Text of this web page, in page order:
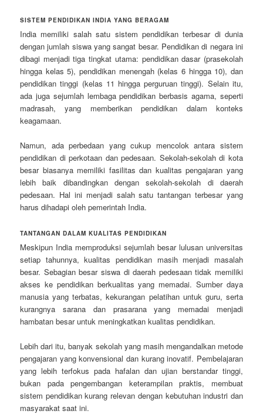
SISTEM PENDIDIKAN INDIA YANG BERAGAM
India memiliki salah satu sistem pendidikan terbesar di dunia
dengan jumlah siswa yang sangat besar. Pendidikan di negara ini
dibagi menjadi tiga tingkat utama: pendidikan dasar (prasekolah
hingga kelas 5), pendidikan menengah (kelas 6 hingga 10), dan
pendidikan tinggi (kelas 11 hingga perguruan tinggi). Selain itu,
ada juga sejumlah lembaga pendidikan berbasis agama, seperti
madrasah, yang memberikan pendidikan dalam konteks
keagamaan.
Namun, ada perbedaan yang cukup mencolok antara sistem
pendidikan di perkotaan dan pedesaan. Sekolah-sekolah di kota
besar biasanya memiliki fasilitas dan kualitas pengajaran yang
lebih baik dibandingkan dengan sekolah-sekolah di daerah
pedesaan. Hal ini menjadi salah satu tantangan terbesar yang
harus dihadapi oleh pemerintah India.
TANTANGAN DALAM KUALITAS PENDIDIKAN
Meskipun India memproduksi sejumlah besar lulusan universitas
setiap tahunnya, kualitas pendidikan masih menjadi masalah
besar. Sebagian besar siswa di daerah pedesaan tidak memiliki
akses ke pendidikan berkualitas yang memadai. Sumber daya
manusia yang terbatas, kekurangan pelatihan untuk guru, serta
kurangnya sarana dan prasarana yang memadai menjadi
hambatan besar untuk meningkatkan kualitas pendidikan.
Lebih dari itu, banyak sekolah yang masih mengandalkan metode
pengajaran yang konvensional dan kurang inovatif. Pembelajaran
yang lebih terfokus pada hafalan dan ujian berstandar tinggi,
bukan pada pengembangan keterampilan praktis, membuat
sistem pendidikan kurang relevan dengan kebutuhan industri dan
masyarakat saat ini.